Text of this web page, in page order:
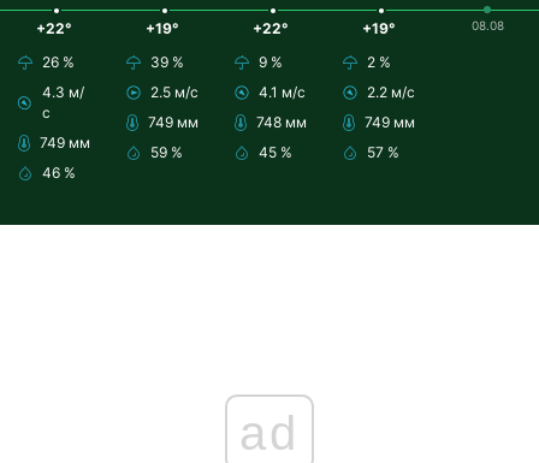
+22°
26 %
4.3 м/
с
749 мм
46 %
+19°
39 %
2.5 м/с
749 мм
59 %
+22°
9 %
4.1 м/с
748 мм
45 %
+19°
2 %
2.2 м/с
749 мм
57 %
08.08
ad